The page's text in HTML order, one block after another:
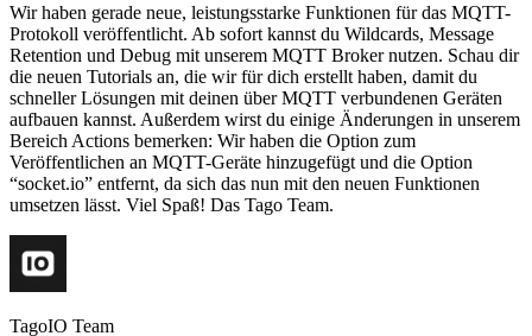
Wir haben gerade neue, leistungsstarke Funktionen für das MQTT-
Protokoll veröffentlicht. Ab sofort kannst du Wildcards, Message
Retention und Debug mit unserem MQTT Broker nutzen. Schau dir
die neuen Tutorials an, die wir für dich erstellt haben, damit du
schneller Lösungen mit deinen über MQTT verbundenen Geräten
aufbauen kannst. Außerdem wirst du einige Änderungen in unserem
Bereich Actions bemerken: Wir haben die Option zum
Veröffentlichen an MQTT-Geräte hinzugefügt und die Option
“socket.io” entfernt, da sich das nun mit den neuen Funktionen
umsetzen lässt. Viel Spaß! Das Tago Team.
TagoIO Team